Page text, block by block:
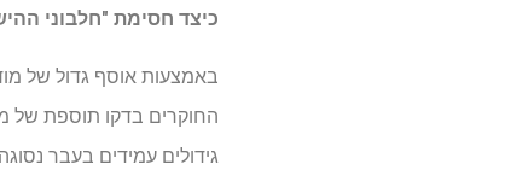
כיצד חסימת "חלבוני
גידולים עמידים בעבר